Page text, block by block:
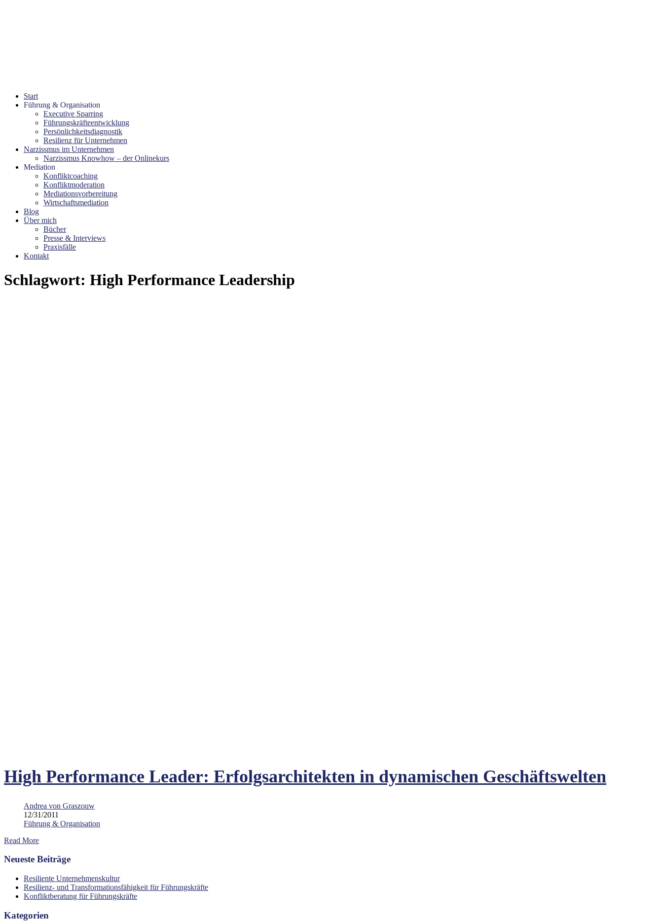
Start
Führung & Organisation
Executive Sparring
Führungskräfteentwicklung
Persönlichkeitsdiagnostik
Resilienz für Unternehmen
Narzissmus im Unternehmen
Narzissmus Knowhow – der Onlinekurs
Mediation
Konfliktcoaching
Konfliktmoderation
Mediationsvorbereitung
Wirtschaftsmediation
Blog
Über mich
Bücher
Presse & Interviews
Praxisfälle
Kontakt
Schlagwort: High Performance Leadership
High Performance Leader: Erfolgsarchitekten in dynamischen Geschäftswelten
Andrea von Graszouw
12/31/2011
Führung & Organisation
Read More
Neueste Beiträge
Resiliente Unternehmenskultur
Resilienz- und Transformationsfähigkeit für Führungskräfte
Konfliktberatung für Führungskräfte
Kategorien